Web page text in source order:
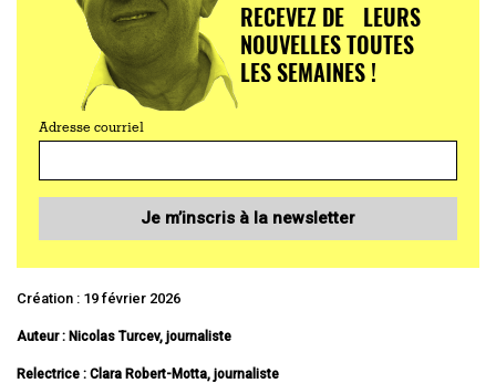
RECEVEZ DE LEURS
NOUVELLES TOUTES
LES SEMAINES !
Adresse courriel
Je m’inscris à la newsletter
Création : 19 février 2026
Auteur : Nicolas Turcev, journaliste
Relectrice : Clara Robert-Motta, journaliste